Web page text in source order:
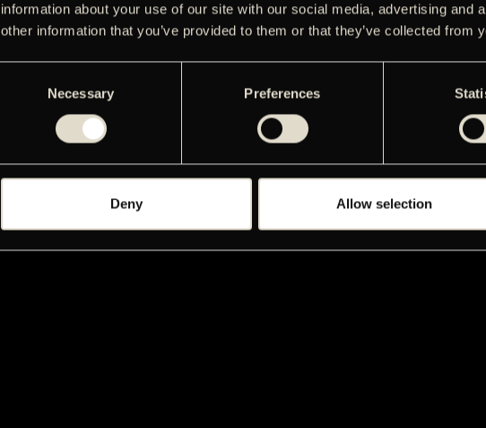
information about your use of our site with our social media, advertising and
other information that you’ve provided to them or that they’ve collected from
Necessary Preferences
Deny Allow selection